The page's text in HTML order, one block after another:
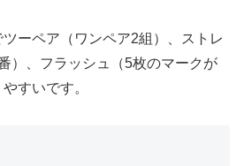
ーペア（ワンペア2組）、ストレ
）、フラッシュ（5枚のマークが
すいです。